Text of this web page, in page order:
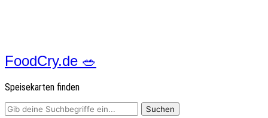
FoodCry.de 🥗
Speisekarten finden